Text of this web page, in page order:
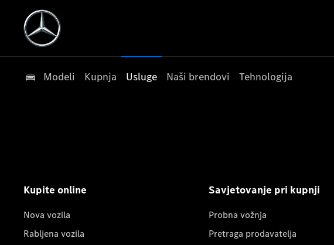
Modeli Kupnja Usluge Naši brendovi Tehnologija
Kupite online
Nova vozila
Rabljena vozila
Savjetovanje pri kupnji
Probna vožnja
Pretraga prodavatelja